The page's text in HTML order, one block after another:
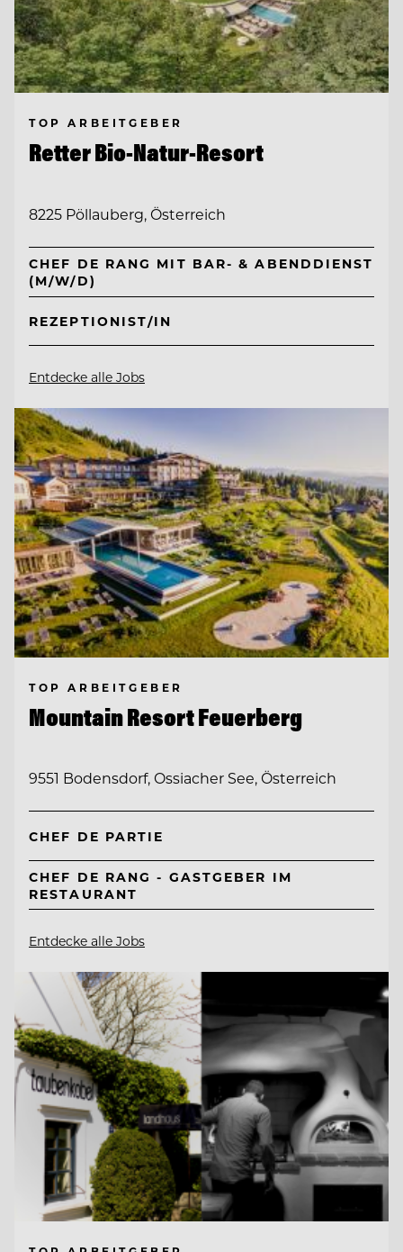
TOP ARBEITGEBER
Retter Bio-Natur-Resort
8225 Pöllauberg, Österreich
CHEF DE RANG MIT BAR- & ABENDDIENST
(M/W/D)
REZEPTIONIST/IN
Entdecke alle Jobs
TOP ARBEITGEBER
Mountain Resort Feuerberg
9551 Bodensdorf, Ossiacher See, Österreich
CHEF DE PARTIE
CHEF DE RANG - GASTGEBER IM
RESTAURANT
Entdecke alle Jobs